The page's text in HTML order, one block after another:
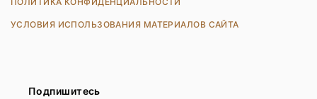
УСЛОВИЯ ИСПОЛЬЗОВАНИЯ МАТЕРИАЛОВ САЙТА
Подпишитесь